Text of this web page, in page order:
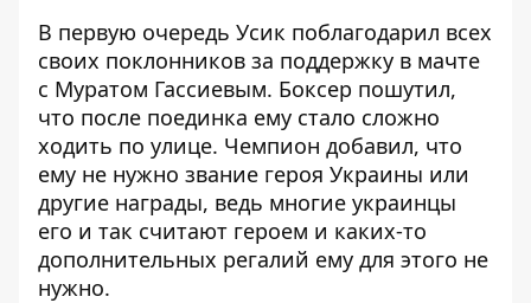
В первую очередь Усик поблагодарил всех
своих поклонников за поддержку в мачте
с Муратом Гассиевым. Боксер пошутил,
что после поединка ему стало сложно
ходить по улице. Чемпион добавил, что
ему не нужно звание героя Украины или
другие награды, ведь многие украинцы
его и так считают героем и каких-то
дополнительных регалий ему для этого не
нужно.